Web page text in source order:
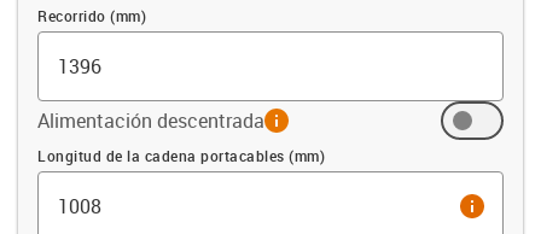
Recorrido (mm)
Alimentación descentradainfo
Compensación (mm)
Longitud de la cadena portacables (mm)
info